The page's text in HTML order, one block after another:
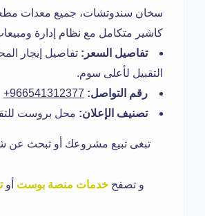
سخان سندوتشات، جميع معدات
كاشير متكامل مع نظام إدارة
تفاصيل السعر: تفاصيل إيجار
التقبيل لأعلى سوم.
رقم التواصل: 966541312377+
تصنيف الإعلان: محل بروست
تبغى تبيع مشروعك أو تبحث عن
و تصفحخدمات منصة بوست أو